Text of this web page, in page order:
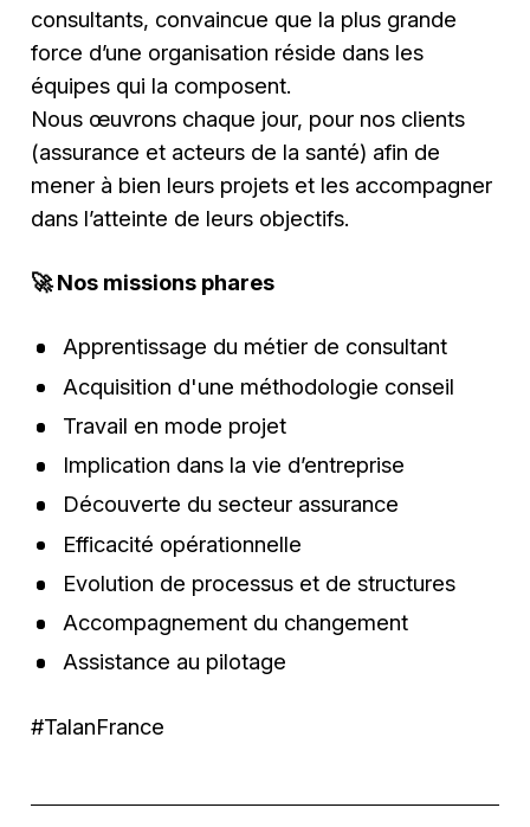
consultants, convaincue que la plus grande
force d’une organisation réside dans les
équipes qui la composent.
Nous œuvrons chaque jour, pour nos clients
(assurance et acteurs de la santé) afin de
mener à bien leurs projets et les accompagner
dans l’atteinte de leurs objectifs.
🚀Nos missions phares
Apprentissage du métier de consultant
Acquisition d'une méthodologie conseil
Travail en mode projet
Implication dans la vie d’entreprise
Découverte du secteur assurance
Efficacité opérationnelle
Evolution de processus et de structures
Accompagnement du changement
Assistance au pilotage
#TalanFrance